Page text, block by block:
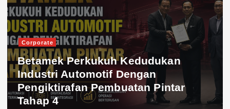
Corporate
Betamek Perkukuh Kedudukan
Industri Automotif Dengan
Pengiktirafan Pembuatan Pintar
Tahap 4